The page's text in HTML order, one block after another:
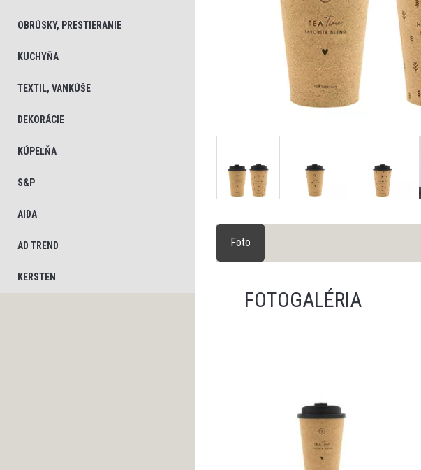
OBRÚSKY, PRESTIERANIE
KUCHYŇA
TEXTIL, VANKÚŠE
DEKORÁCIE
KÚPEĽŇA
S&P
AIDA
AD TREND
KERSTEN
Foto
FOTOGALÉRIA